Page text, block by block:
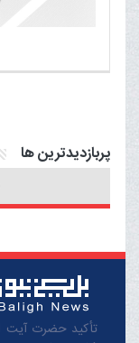
پربازدیدترین ها
تأکید حضرت آیت